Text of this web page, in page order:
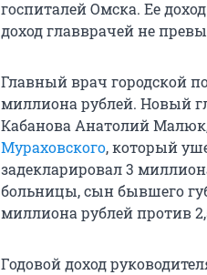
госпиталей Омска. Ее
доход главврачей не
Главный врач городской
миллиона рублей. Новый
Кабанова Анатолий
Мураховского, который
задекларировал 3
больницы, сын бывшего
миллиона рублей против
Годовой доход